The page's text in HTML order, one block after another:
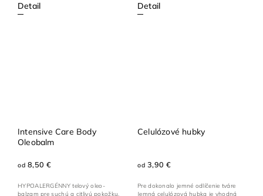
Detail Detail
Intensive Care Body
Oleobalm
od 8,50 €
HYPOALERGÉNNY telový oleo-
balzam pre suchú a citlivú pokožku.
Celulózové hubky
od 3,90 €
Pre dokonalo jemné odlíčenie tváre
Jemná celulózová hubka je vhodná